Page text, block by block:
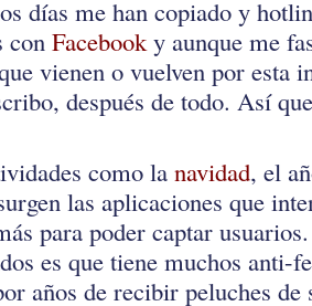
días me han copiado y
con Facebooky aunque me
vienen o vuelven por esta
después de todo. Así
como la navidad, el
las aplicaciones que
para poder captar
es que tiene muchos anti-
años de recibir peluches